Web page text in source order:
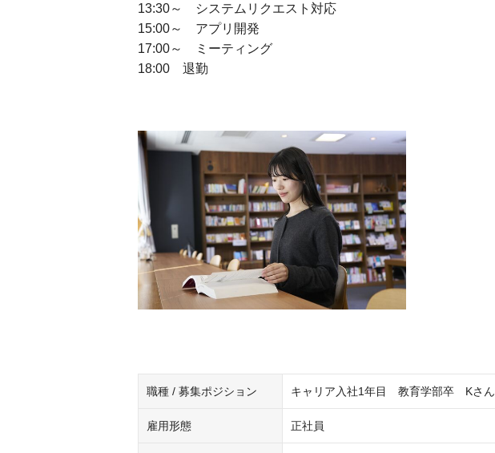
13:30～ システムリクエスト対応
15:00～ アプリ開発
17:00～ ミーティング
18:00 退勤
職種 / 募集ポジション キャリア入社1年目 教育学部卒 Kさん
雇用形態 正社員